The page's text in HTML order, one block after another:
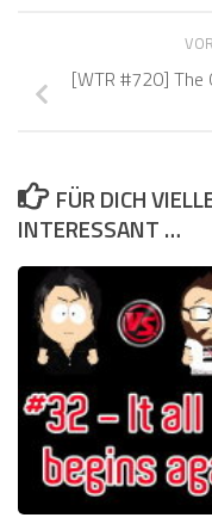
[WTR #720] The
FÜR DICH
INTERESSANT …